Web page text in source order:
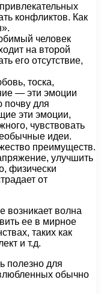
конфликтов. Как
человек
на второй
его отсутствие,
тоска,
— эти эмоции
почву для
эти эмоции,
чувствовать
идеи.
преимуществ.
улучшить
физически
от
возникает волна
ее в мирное
таких как
и т.д.
полезно для
обычно